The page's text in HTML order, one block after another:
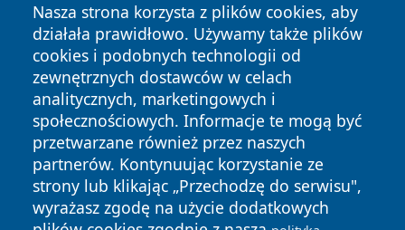
Nasza strona korzysta z plików cookies, aby
działała prawidłowo. Używamy także plików
cookies i podobnych technologii od
zewnętrznych dostawców w celach
analitycznych, marketingowych i
społecznościowych. Informacje te mogą być
przetwarzane również przez naszych
partnerów. Kontynuując korzystanie ze
strony lub klikając „Przechodzę do serwisu",
wyrażasz zgodę na użycie dodatkowych
Copyright © 2026 wiadomosciolsztyn.pl Wszystkie prawa
zastrzeżone.
News Autorzy
Polityka
Prywatności
Polityka
Cookies